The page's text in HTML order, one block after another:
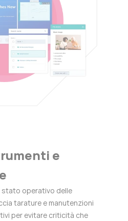
e
stato operativo delle
tarature e manutenzioni
per evitare criticità che